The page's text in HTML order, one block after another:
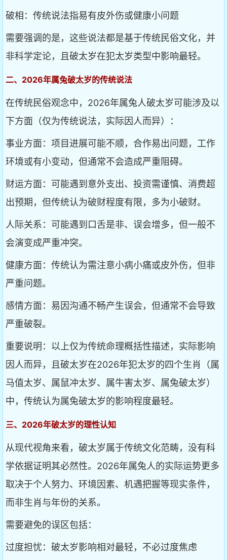
破相：传统说法指易有皮外伤或健康小问题
需要强调的是，这些说法都是基于传统民俗文化，并
非科学定论，且破太岁在犯太岁类型中影响最轻。
二、2026年属兔破太岁的传统说法
在传统民俗观念中，2026年属兔人破太岁可能涉及以
下方面（仅为传统说法，实际因人而异）：
事业方面：项目进展可能不顺，合作易出问题，工作
环境或有小变动，但通常不会造成严重阻碍。
财运方面：可能遇到意外支出、投资需谨慎、消费超
出预期，但传统认为破财程度有限，多为小破财。
人际关系：可能遇到口舌是非、误会增多，但一般不
会演变成严重冲突。
健康方面：传统认为需注意小病小痛或皮外伤，但非
严重问题。
感情方面：易因沟通不畅产生误会，但通常不会导致
严重破裂。
重要说明：以上仅为传统命理概括性描述，实际影响
因人而异，且破太岁在2026年犯太岁的四个生肖（属
马值太岁、属鼠冲太岁、属牛害太岁、属兔破太岁）
中，传统认为属兔破太岁的影响程度最轻。
三、2026年破太岁的理性认知
从现代视角来看，破太岁属于传统文化范畴，没有科
学依据证明其必然性。2026年属兔人的实际运势更多
取决于个人努力、环境因素、机遇把握等现实条件，
而非生肖与年份的关系。
需要避免的误区包括：
过度担忧：破太岁影响相对最轻，不必过度焦虑